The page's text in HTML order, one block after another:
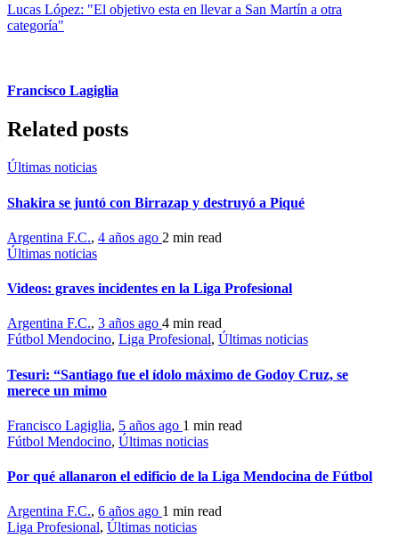
Lucas López: "El objetivo esta en llevar a San Martín a otra
categoría"
Francisco Lagiglia
Related posts
Últimas noticias
Shakira se juntó con Birrazap y destruyó a Piqué
Argentina F.C., 4 años ago 2 min read
Últimas noticias
Videos: graves incidentes en la Liga Profesional
Argentina F.C., 3 años ago 4 min read
Fútbol Mendocino, Liga Profesional, Últimas noticias
Tesuri: “Santiago fue el ídolo máximo de Godoy Cruz, se
merece un mimo
Francisco Lagiglia, 5 años ago 1 min read
Fútbol Mendocino, Últimas noticias
Por qué allanaron el edificio de la Liga Mendocina de Fútbol
Argentina F.C., 6 años ago 1 min read
Liga Profesional, Últimas noticias